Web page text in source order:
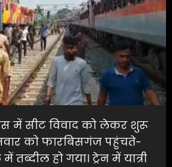
में सीट विवाद को लेकर शुरू
को फारबिसगंज पहुंचते-
हो गया। ट्रेन में यात्री